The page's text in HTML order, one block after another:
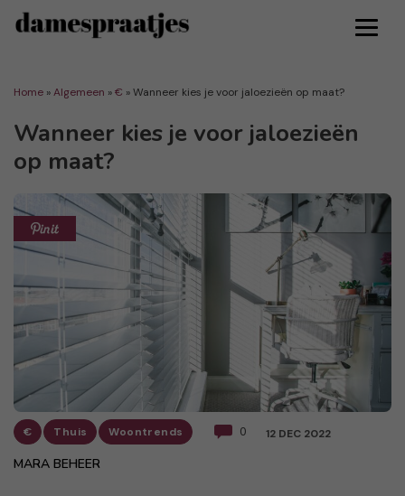
Home »Algemeen »€ »Wanneer kies je voor jaloezieën op maat?
Wanneer kies je voor jaloezieën
op maat?
€ Thuis Woontrends 0 12 DEC 2022
MARA BEHEER